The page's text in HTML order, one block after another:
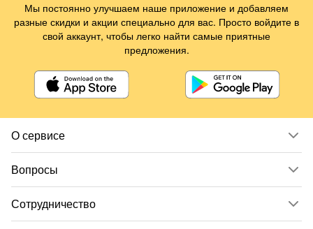
О сервисе
Вопросы
Сотрудничество
Мы постоянно улучшаем наше приложение и добавляем
разные скидки и акции специально для вас. Просто войдите в
свой аккаунт, чтобы легко найти самые приятные
предложения.